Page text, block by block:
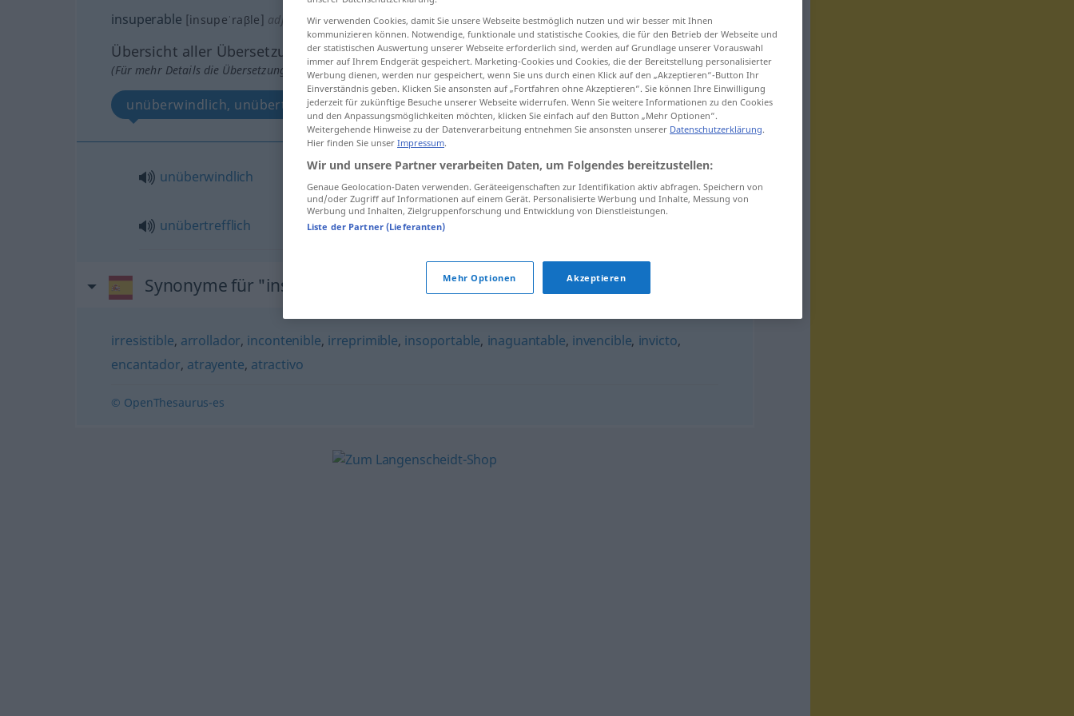
insuperable [insupeˈraβle] adj
Übersicht aller Übersetzungen
(Für mehr Details die Übersetzung anklicken/antippen)
unüberwindlich, unübertrefflich
unüberwindlich insuperable
unübertrefflich
Synonyme für "insuperable"
irresistible, arrollador, incontenible, irreprimible, insoportable, inaguantable, invencible, invicto,
encantador, atrayente, atractivo
© OpenThesaurus-es
Wir verwenden Cookies, damit Sie unsere Webseite bestmöglich nutzen und wir besser mit Ihnen
kommunizieren können. Notwendige, funktionale und statistische Cookies, die für den Betrieb der Webseite und
der statistischen Auswertung unserer Webseite erforderlich sind, werden auf Grundlage unserer Vorauswahl
immer auf Ihrem Endgerät gespeichert. Marketing-Cookies und Cookies, die der Bereitstellung personalisierter
Werbung dienen, werden nur gespeichert, wenn Sie uns durch einen Klick auf den „Akzeptieren“-Button Ihr
Einverständnis geben. Klicken Sie ansonsten auf „Fortfahren ohne Akzeptieren“. Sie können Ihre Einwilligung
jederzeit für zukünftige Besuche unserer Webseite widerrufen. Wenn Sie weitere Informationen zu den Cookies
und den Anpassungsmöglichkeiten möchten, klicken Sie einfach auf den Button „Mehr Optionen“.
Weitergehende Hinweise zu der Datenverarbeitung entnehmen Sie ansonsten unserer Datenschutzerklärung.
Hier finden Sie unser Impressum.
Wir und unsere Partner verarbeiten Daten, um Folgendes bereitzustellen:
Genaue Geolocation-Daten verwenden. Geräteeigenschaften zur Identifikation aktiv abfragen. Speichern von
und/oder Zugriff auf Informationen auf einem Gerät. Personalisierte Werbung und Inhalte, Messung von
Werbung und Inhalten, Zielgruppenforschung und Entwicklung von Dienstleistungen.
Liste der Partner (Lieferanten)
Mehr Optionen Akzeptieren